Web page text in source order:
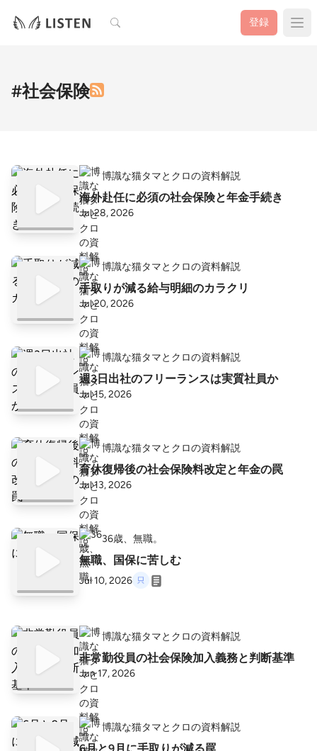
検索 登録
#社会保険
博識な猫タマとクロの資料解説
海外赴任に必須の社会保険と年金手続き
Jul 28, 2026
博識な猫タマとクロの資料解説
手取りが減る給与明細のカラクリ
Jul 20, 2026
博識な猫タマとクロの資料解説
週3日出社のフリーランスは実質社員か
Jul 15, 2026
博識な猫タマとクロの資料解説
育休復帰後の社会保険料改定と年金の罠
Jul 13, 2026
36歳、無職。
無職、国保に苦しむ
Jul 10, 2026
博識な猫タマとクロの資料解説
非常勤役員の社会保険加入義務と判断基準
Jun 17, 2026
博識な猫タマとクロの資料解説